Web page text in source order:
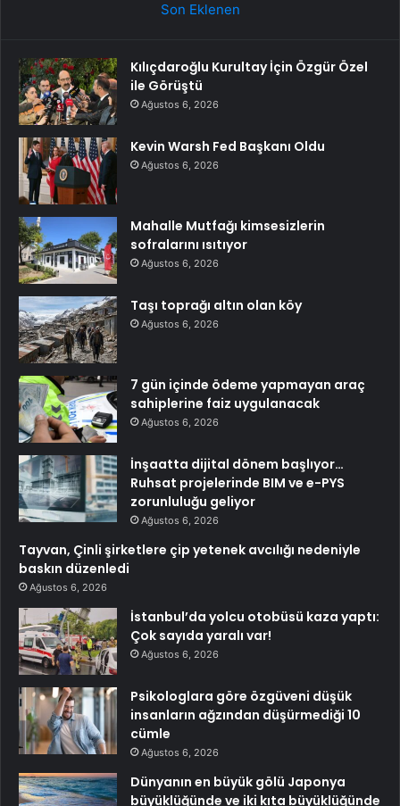
Son Eklenen
Kılıçdaroğlu Kurultay İçin Özgür Özel
ile Görüştü
Ağustos 6, 2026
Kevin Warsh Fed Başkanı Oldu
Ağustos 6, 2026
Mahalle Mutfağı kimsesizlerin
sofralarını ısıtıyor
Ağustos 6, 2026
Taşı toprağı altın olan köy
Ağustos 6, 2026
7 gün içinde ödeme yapmayan araç
sahiplerine faiz uygulanacak
Ağustos 6, 2026
İnşaatta dijital dönem başlıyor…
Ruhsat projelerinde BIM ve e-PYS
zorunluluğu geliyor
Ağustos 6, 2026
Tayvan, Çinli şirketlere çip yetenek avcılığı nedeniyle
baskın düzenledi
Ağustos 6, 2026
İstanbul’da yolcu otobüsü kaza yaptı:
Çok sayıda yaralı var!
Ağustos 6, 2026
Psikologlara göre özgüveni düşük
insanların ağzından düşürmediği 10
cümle
Ağustos 6, 2026
Dünyanın en büyük gölü Japonya
büyüklüğünde ve iki kıta büyüklüğünde